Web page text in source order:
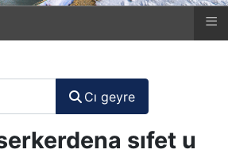
≡
Cı geyre
sıfet u